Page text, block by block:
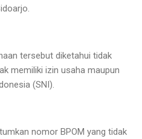
tersebut diketahui tidak
memiliki izin usaha maupun
(SNI).
nomor BPOM yang tidak